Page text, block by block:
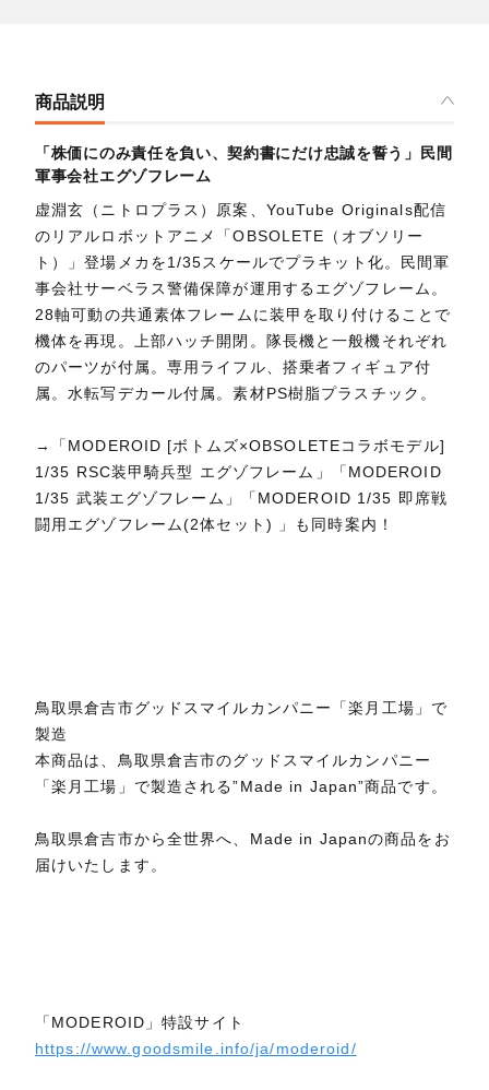
商品説明
「株価にのみ責任を負い、契約書にだけ忠誠を誓う」民間
軍事会社エグゾフレーム
虚淵玄（ニトロプラス）原案、YouTube Originals配信
のリアルロボットアニメ「OBSOLETE（オブソリー
ト）」登場メカを1/35スケールでプラキット化。民間軍
事会社サーベラス警備保障が運用するエグゾフレーム。
28軸可動の共通素体フレームに装甲を取り付けることで
機体を再現。上部ハッチ開閉。隊長機と一般機それぞれ
のパーツが付属。専用ライフル、搭乗者フィギュア付
属。水転写デカール付属。素材PS樹脂プラスチック。
→「MODEROID [ボトムズ×OBSOLETEコラボモデル]
1/35 RSC装甲騎兵型 エグゾフレーム」「MODEROID
1/35 武装エグゾフレーム」「MODEROID 1/35 即席戦
闘用エグゾフレーム(2体セット) 」も同時案内！
鳥取県倉吉市グッドスマイルカンパニー「楽月工場」で
製造
本商品は、鳥取県倉吉市のグッドスマイルカンパニー
「楽月工場」で製造される”Made in Japan”商品です。
鳥取県倉吉市から全世界へ、Made in Japanの商品をお
届けいたします。
「MODEROID」特設サイト
https://www.goodsmile.info/ja/moderoid/